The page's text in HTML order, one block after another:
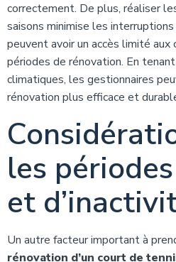
correctement. De plus, réaliser
saisons minimise les
peuvent avoir un accès limité aux
périodes de rénovation. En
climatiques, les gestionnaires
rénovation plus efficace et
les
et
Un autre facteur important à
rénovation d’un court de